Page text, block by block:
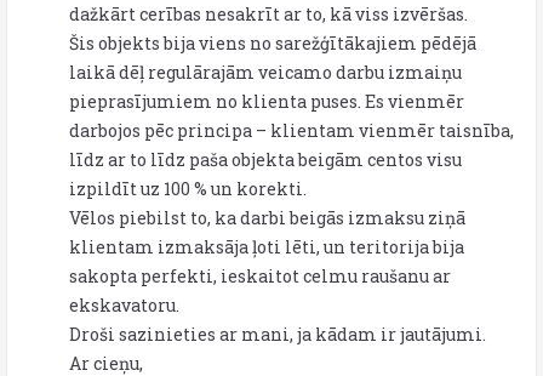
dažkārt cerības nesakrīt ar to, kā viss izvēršas.
Šis objekts bija viens no sarežģītākajiem pēdējā
laikā dēļ regulārajām veicamo darbu izmaiņu
pieprasījumiem no klienta puses. Es vienmēr
darbojos pēc principa – klientam vienmēr taisnība,
līdz ar to līdz paša objekta beigām centos visu
izpildīt uz 100 % un korekti.
Vēlos piebilst to, ka darbi beigās izmaksu ziņā
klientam izmaksāja ļoti lēti, un teritorija bija
sakopta perfekti, ieskaitot celmu raušanu ar
ekskavatoru.
Droši sazinieties ar mani, ja kādam ir jautājumi.
Ar cieņu,